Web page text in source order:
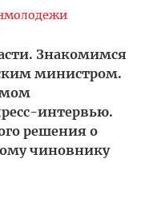
Знакомимся
министром.
интервью.
решения о
чиновнику